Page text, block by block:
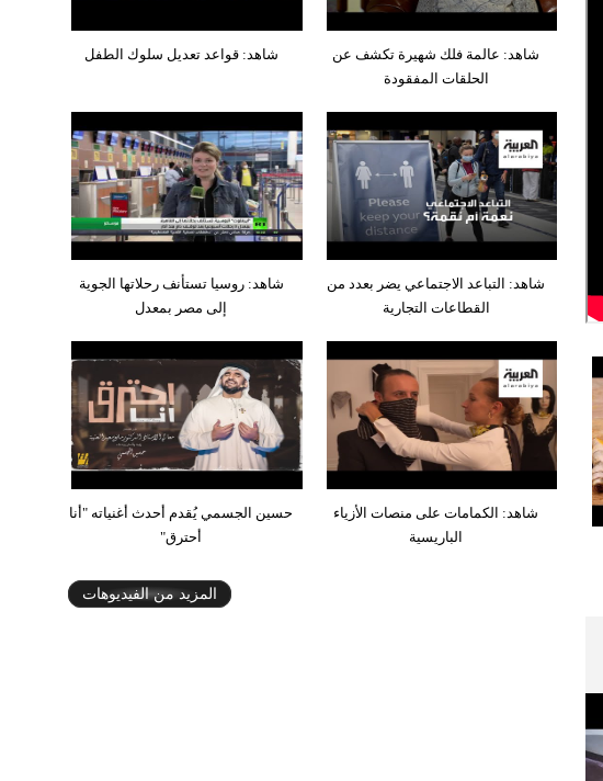
شاهد: قواعد تعديل سلوك الطفل
شاهد: عالمة فلك شهيرة تكشف عن
الحلقات المفقودة
شاهد: روسيا تستأنف رحلاتها الجوية
إلى مصر بمعدل
شاهد: التباعد الاجتماعي يضر بعدد من
القطاعات التجارية
حسين الجسمي يُقدم أحدث أغنياته "أنا
أحترق"
شاهد: الكمامات على منصات الأزياء
الباريسية
المزيد من الفيديوهات